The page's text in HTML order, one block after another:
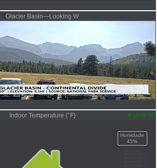
Glacier Basin—Looking W
Indoor Temperature (°F) 16:06:55
Humidade
45%